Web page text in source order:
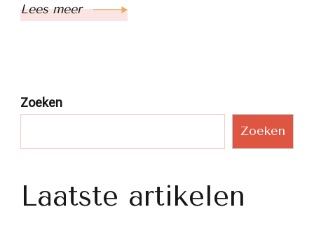
Lees meer
Zoeken
Zoeken
Laatste artikelen